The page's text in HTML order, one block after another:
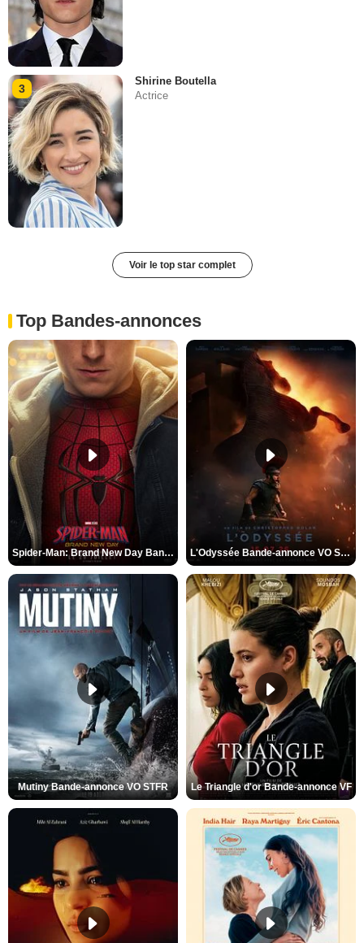
3
Shirine Boutella
Actrice
Voir le top star complet
Top Bandes-annonces
Spider-Man: Brand New Day Bande-annonce VO STFR L'Odyssée Bande-annonce VO STFR
Mutiny Bande-annonce VO STFR Le Triangle d'or Bande-annonce VF